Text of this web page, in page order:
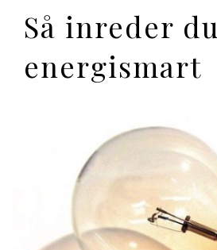
Så inreder du
energismart